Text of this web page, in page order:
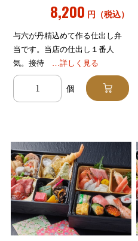
8,200 円（税込）
与六が丹精込めて作る仕出し弁
当です。当店の仕出し１番人
気。接待 …詳しく見る